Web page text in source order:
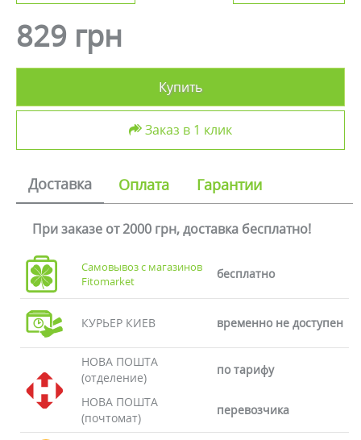
829 грн
Купить
Заказ в 1 клик
Доставка Оплата Гарантии
При заказе от 2000 грн, доставка бесплатно!
Самовывоз с магазинов
Fitomarket
бесплатно
КУРЬЕР КИЕВ временно не доступен
НОВА ПОШТА
(отделение)
по тарифу
НОВА ПОШТА
(почтомат)
перевозчика